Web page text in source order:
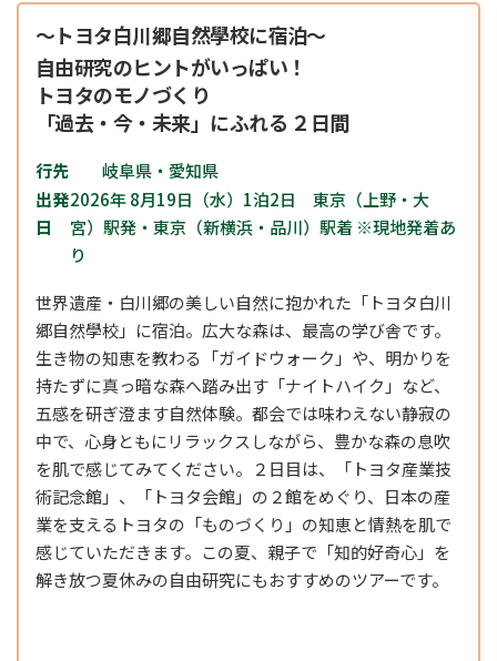
～トヨタ白川郷自然學校に宿泊～
自由研究のヒントがいっぱい！
トヨタのモノづくり
「過去・今・未来」にふれる ２日間
行先
岐阜県・愛知県
出発
日
2026年 8月19日（水）1泊2日 東京（上野・大
宮）駅発・東京（新横浜・品川）駅着 ※現地発着あ
り
世界遺産・白川郷の美しい自然に抱かれた「トヨタ白川
郷自然學校」に宿泊。広大な森は、最高の学び舎です。
生き物の知恵を教わる「ガイドウォーク」や、明かりを
持たずに真っ暗な森へ踏み出す「ナイトハイク」など、
五感を研ぎ澄ます自然体験。都会では味わえない静寂の
中で、心身ともにリラックスしながら、豊かな森の息吹
を肌で感じてみてください。２日目は、「トヨタ産業技
術記念館」、「トヨタ会館」の２館をめぐり、日本の産
業を支えるトヨタの「ものづくり」の知恵と情熱を肌で
感じていただきます。この夏、親子で「知的好奇心」を
解き放つ夏休みの自由研究にもおすすめのツアーです。